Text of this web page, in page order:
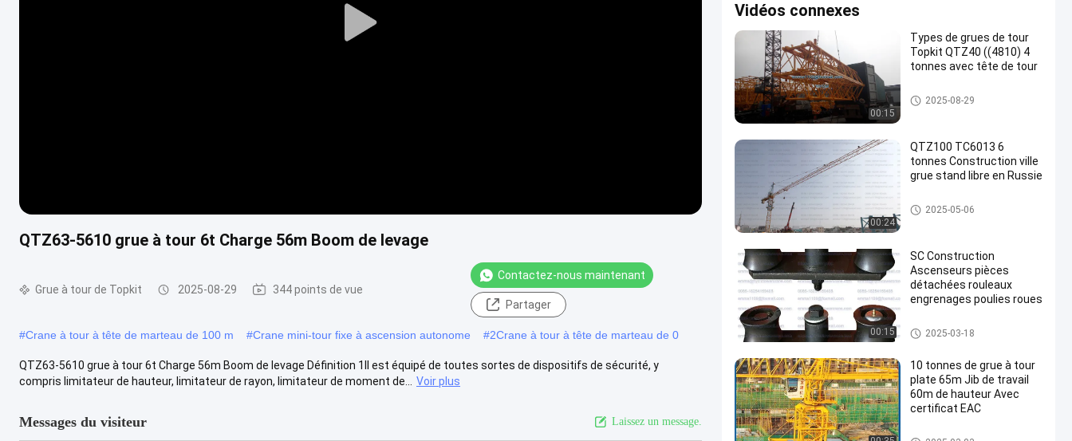
Play
QTZ63-5610 grue à tour 6t Charge 56m Boom de levage
Grue à tour de Topkit 2025-08-29 344 points de vue
Contactez-nous maintenant
Partager
#Crane à tour à tête de marteau de 100 m #Crane mini-tour fixe à ascension autonome #2Crane à tour à tête de marteau de 0
QTZ63-5610 grue à tour 6t Charge 56m Boom de levage Définition 1Il est équipé de toutes sortes de dispositifs de sécurité, y
compris limitateur de hauteur, limitateur de rayon, limitateur de moment de...
Voir plus
Messages du visiteur Laissez un message.
Vidéos connexes
00:15
Types de grues de tour
Topkit QTZ40 ((4810) 4
tonnes avec tête de tour
Grue à tour de Topkit
2025-08-29
00:24
QTZ100 TC6013 6
tonnes Construction ville
grue stand libre en Russie
Grue à tour de Topkit
2025-05-06
00:15
SC Construction
Ascenseurs pièces
détachées rouleaux
engrenages poulies roues
Pièces détachées de chariots
élévateurs
2025-03-18
10 tonnes de grue à tour
plate 65m Jib de travail
60m de hauteur Avec
certificat EAC
Grue à tour de surface plane